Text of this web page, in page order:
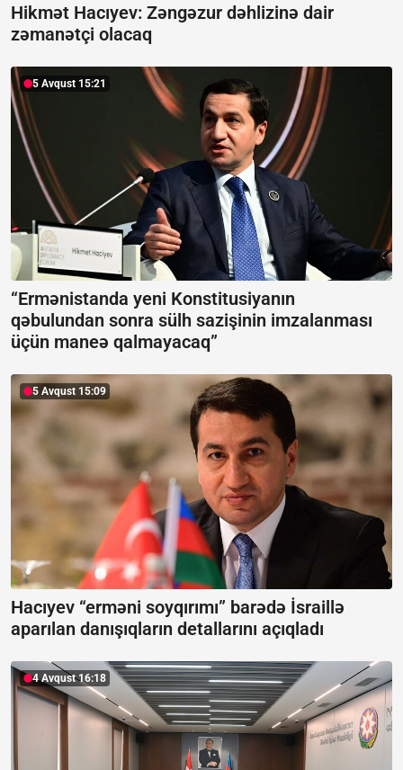
Hikmət Hacıyev: Zəngəzur dəhlizinə dair
zəmanətçi olacaq
5 Avqust 15:21
“Ermənistanda yeni Konstitusiyanın
qəbulundan sonra sülh sazişinin imzalanması
üçün maneə qalmayacaq”
5 Avqust 15:09
Hacıyev “erməni soyqırımı” barədə İsraillə
aparılan danışıqların detallarını açıqladı
4 Avqust 16:18